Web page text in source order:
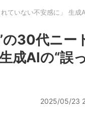
ていない不安感に」 生成
の30代ニー
成AIの“誤っ
2025/05/23